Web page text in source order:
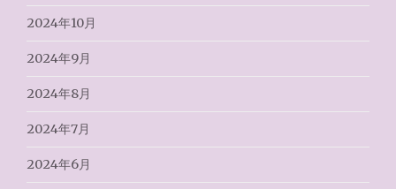
2024年10月
2024年9月
2024年8月
2024年7月
2024年6月